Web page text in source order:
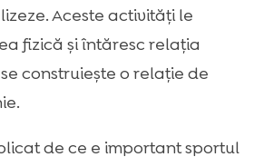
Aceste activități le
fizică și întăresc relația
construiește o relație de
de ce e important sportul